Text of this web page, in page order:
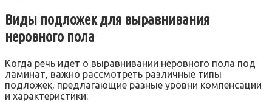
Виды подложек для выравнивания
неровного пола
Когда речь идет о выравнивании неровного пола под
ламинат‚ важно рассмотреть различные типы
подложек‚ предлагающие разные уровни компенсации
и характеристики: